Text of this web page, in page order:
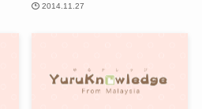
2014.11.27